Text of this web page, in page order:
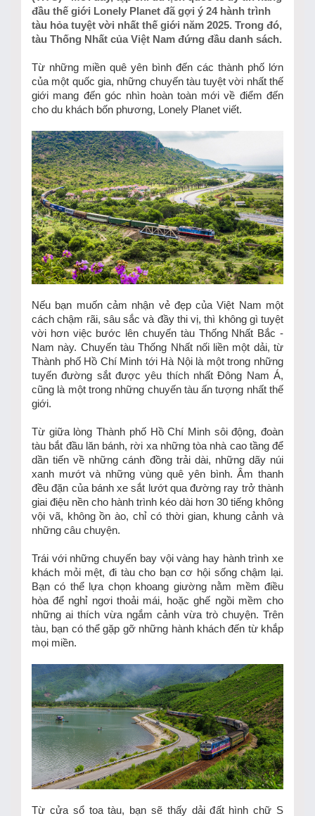
đầu thế giới Lonely Planet đã gợi ý 24 hành trình
tàu hỏa tuyệt vời nhất thế giới năm 2025. Trong đó,
tàu Thống Nhất của Việt Nam đứng đầu danh sách.
Từ những miền quê yên bình đến các thành phố lớn
của một quốc gia, những chuyến tàu tuyệt vời nhất thế
giới mang đến góc nhìn hoàn toàn mới về điểm đến
cho du khách bốn phương, Lonely Planet viết.
Nếu bạn muốn cảm nhận vẻ đẹp của Việt Nam một
cách chậm rãi, sâu sắc và đầy thi vị, thì không gì tuyệt
vời hơn việc bước lên chuyến tàu Thống Nhất Bắc -
Nam này. Chuyến tàu Thống Nhất nối liền một dải, từ
Thành phố Hồ Chí Minh tới Hà Nội là một trong những
tuyến đường sắt được yêu thích nhất Đông Nam Á,
cũng là một trong những chuyến tàu ấn tượng nhất thế
giới.
Từ giữa lòng Thành phố Hồ Chí Minh sôi động, đoàn
tàu bắt đầu lăn bánh, rời xa những tòa nhà cao tầng để
dần tiến về những cánh đồng trải dài, những dãy núi
xanh mướt và những vùng quê yên bình. Âm thanh
đều đặn của bánh xe sắt lướt qua đường ray trở thành
giai điệu nền cho hành trình kéo dài hơn 30 tiếng không
vội vã, không ồn ào, chỉ có thời gian, khung cảnh và
những câu chuyện.
Trái với những chuyến bay vội vàng hay hành trình xe
khách mỏi mệt, đi tàu cho bạn cơ hội sống chậm lại.
Bạn có thể lựa chọn khoang giường nằm mềm điều
hòa để nghỉ ngơi thoải mái, hoặc ghế ngồi mềm cho
những ai thích vừa ngắm cảnh vừa trò chuyện. Trên
tàu, bạn có thể gặp gỡ những hành khách đến từ khắp
mọi miền.
Từ cửa sổ toa tàu, bạn sẽ thấy dải đất hình chữ S